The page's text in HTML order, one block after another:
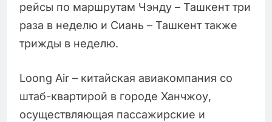
рейсы по маршрутам Чэнду – Ташкент три
раза в неделю и Сиань – Ташкент также
трижды в неделю.
Loong Air – китайская авиакомпания со
штаб-квартирой в городе Ханчжоу,
осуществляющая пассажирские и